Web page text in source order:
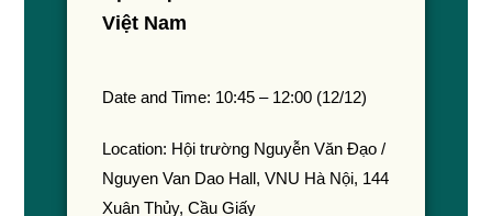
Việt Nam
Date and Time: 10:45 – 12:00 (12/12)
Location: Hội trường Nguyễn Văn Đạo /
Nguyen Van Dao Hall, VNU Hà Nội, 144
Xuân Thủy, Cầu Giấy